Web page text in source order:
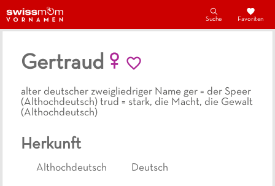
Suche Favoriten
Gertraud
alter deutscher zweigliedriger Name ger = der Speer
(Althochdeutsch) trud = stark, die Macht, die Gewalt
(Althochdeutsch)
Herkunft
Althochdeutsch Deutsch